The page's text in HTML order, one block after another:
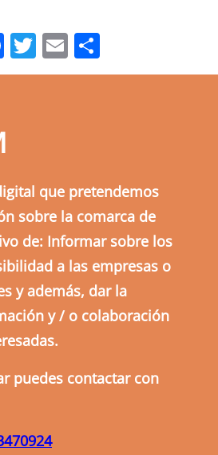
Facebook
Twitter
Email
que pretendemos
sobre la comarca de
de: Informar sobre los
a las empresas o
y además, dar la
y / o colaboración
puedes contactar con